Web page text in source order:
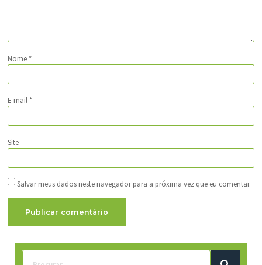
Nome *
E-mail *
Site
Salvar meus dados neste navegador para a próxima vez que eu comentar.